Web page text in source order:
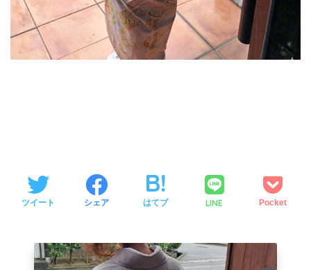
ツイート シェア はてブ LINE Pocket